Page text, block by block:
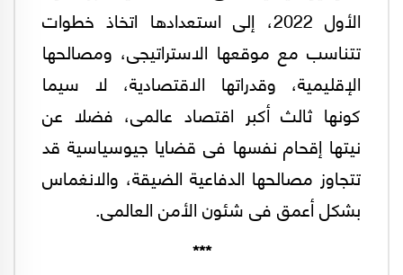
الأول 2022، إلى استعدادها اتخاذ خطوات
تتناسب مع موقعها الاستراتيجى، ومصالحها
الإقليمية، وقدراتها الاقتصادية، لا سيما
كونها ثالث أكبر اقتصاد عالمى، فضلا عن
نيتها إقحام نفسها فى قضايا جيوسياسية قد
تتجاوز مصالحها الدفاعية الضيقة، والانغماس
بشكل أعمق فى شئون الأمن العالمى.
***